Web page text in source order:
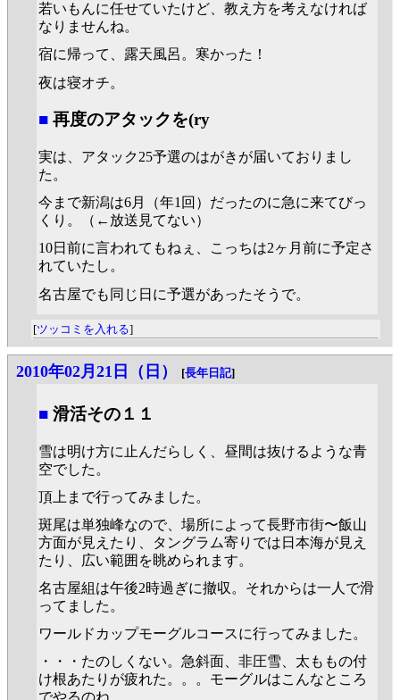
若いもんに任せていたけど、教え方を考えなければ
なりませんね。
宿に帰って、露天風呂。寒かった！
夜は寝オチ。
■ 再度のアタックを(ry
実は、アタック25予選のはがきが届いておりまし
た。
今まで新潟は6月（年1回）だったのに急に来てびっ
くり。（←放送見てない）
10日前に言われてもねぇ、こっちは2ヶ月前に予定さ
れていたし。
名古屋でも同じ日に予選があったそうで。
[ツッコミを入れる]
2010年02月21日（日） [長年日記]
■ 滑活その１１
雪は明け方に止んだらしく、昼間は抜けるような青
空でした。
頂上まで行ってみました。
斑尾は単独峰なので、場所によって長野市街〜飯山
方面が見えたり、タングラム寄りでは日本海が見え
たり、広い範囲を眺められます。
名古屋組は午後2時過ぎに撤収。それからは一人で滑
ってました。
ワールドカップモーグルコースに行ってみました。
・・・たのしくない。急斜面、非圧雪、太ももの付
け根あたりが疲れた。。。モーグルはこんなところ